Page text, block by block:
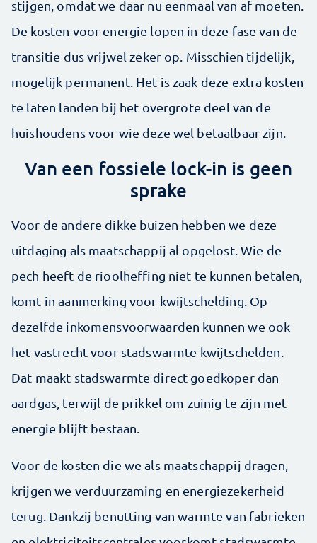
stijgen, omdat we daar nu eenmaal van af moeten.
De kosten voor energie lopen in deze fase van de
transitie dus vrijwel zeker op. Misschien tijdelijk,
mogelijk permanent. Het is zaak deze extra kosten
te laten landen bij het overgrote deel van de
huishoudens voor wie deze wel betaalbaar zijn.
Van een fossiele lock-in is geen
sprake
Voor de andere dikke buizen hebben we deze
uitdaging als maatschappij al opgelost. Wie de
pech heeft de rioolheffing niet te kunnen betalen,
komt in aanmerking voor kwijtschelding. Op
dezelfde inkomensvoorwaarden kunnen we ook
het vastrecht voor stadswarmte kwijtschelden.
Dat maakt stadswarmte direct goedkoper dan
aardgas, terwijl de prikkel om zuinig te zijn met
energie blijft bestaan.
Voor de kosten die we als maatschappij dragen,
krijgen we verduurzaming en energiezekerheid
terug. Dankzij benutting van warmte van fabrieken